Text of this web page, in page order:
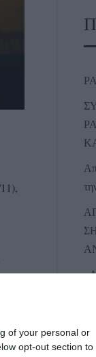
of your personal or
opt-out section to